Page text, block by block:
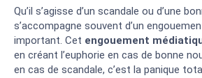
Qu’il s’agisse d’un scandale ou d’une
s’accompagne souvent d’un
important. Cet engouement
en créant l’euphorie en cas de bonne
en cas de scandale, c’est la panique